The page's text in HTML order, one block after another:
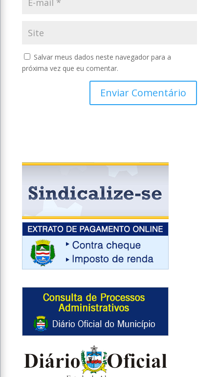
Salvar meus dados neste navegador para a
próxima vez que eu comentar.